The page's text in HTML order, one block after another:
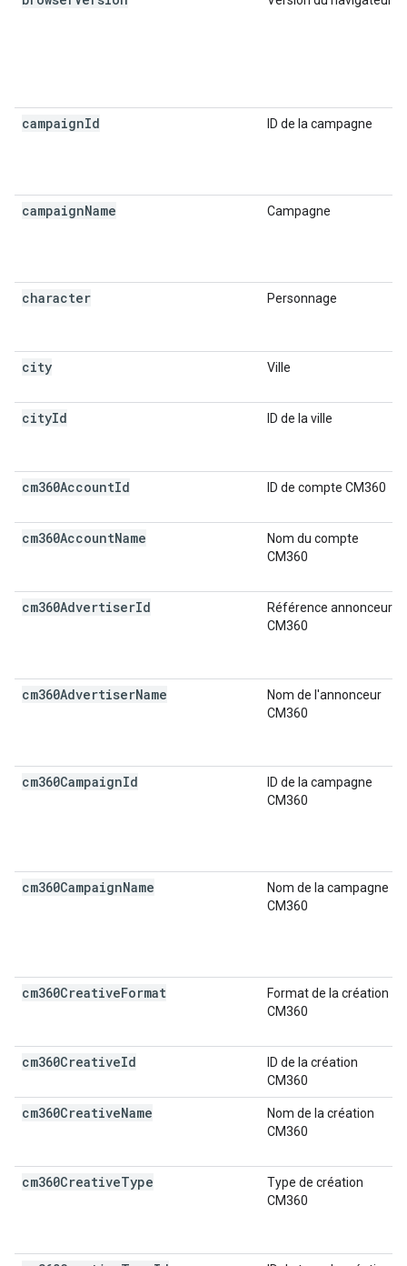
campaignId ID de la campagne
campaignName Campagne
character Personnage
city Ville
cityId ID de la ville
cm360AccountId ID de compte CM360
cm360AccountName
Nom du compte
CM360
cm360AdvertiserId
Référence annonceur
CM360
cm360AdvertiserName
Nom de l'annonceur
CM360
cm360CampaignId
ID de la campagne
CM360
cm360CampaignName
Nom de la campagne
CM360
cm360CreativeFormat
Format de la création
CM360
cm360CreativeId
ID de la création
CM360
cm360CreativeName
Nom de la création
CM360
cm360CreativeType
Type de création
CM360